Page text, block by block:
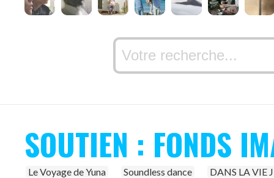
SOUTIEN : FONDS
Le Voyage de Yuna Soundless dance
DANS LA VIE